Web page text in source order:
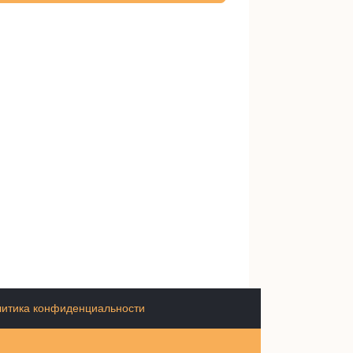
конфиденциальности